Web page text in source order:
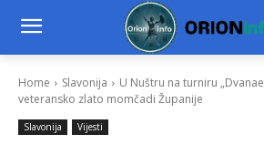
Home Slavonija
U Nuštru na turniru
veteransko zlato momčadi Županije
Slavonija Vijesti